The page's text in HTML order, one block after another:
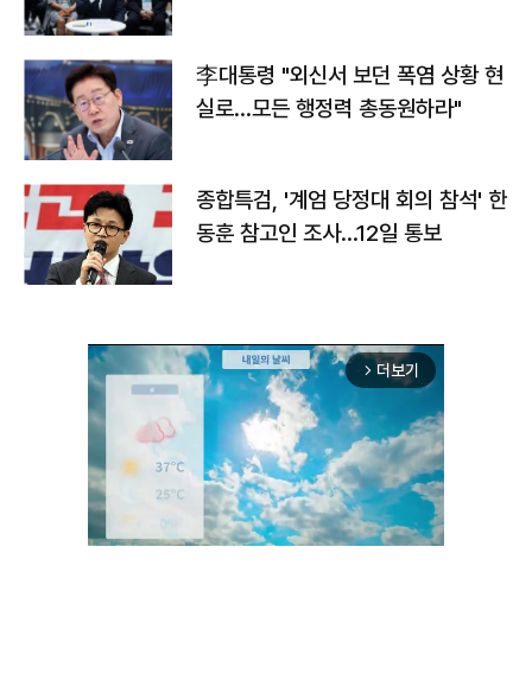
李대통령 "외신서 보던 폭염 상황 현
실로…모든 행정력 총동원하라"
종합특검, '계엄 당정대 회의 참석' 한
동훈 참고인 조사...12일 통보
arrow_forward_ios 더보기